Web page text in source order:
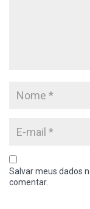
Salvar meus dados
comentar.